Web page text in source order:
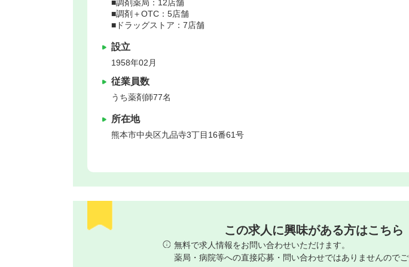
■調剤薬局：12店舗
■調剤＋OTC：5店舗
■ドラッグストア：7店舗
設立
1958年02月
従業員数
うち薬剤師77名
所在地
熊本市中央区九品寺3丁目16番61号
この求人に興味がある方はこちら
無料で求人情報をお問い合わせいただけます。
薬局・病院等への直接応募・問い合わせではありませんのでご